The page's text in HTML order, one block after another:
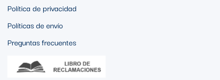
Política de privacidad
Políticas de envío
Preguntas frecuentes